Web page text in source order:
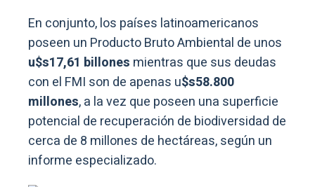
En conjunto, los países latinoamericanos
poseen un Producto Bruto Ambiental de unos
u$s17,61 billones mientras que sus deudas
con el FMI son de apenas u$s58.800
millones, a la vez que poseen una superficie
potencial de recuperación de biodiversidad de
cerca de 8 millones de hectáreas, según un
informe especializado.